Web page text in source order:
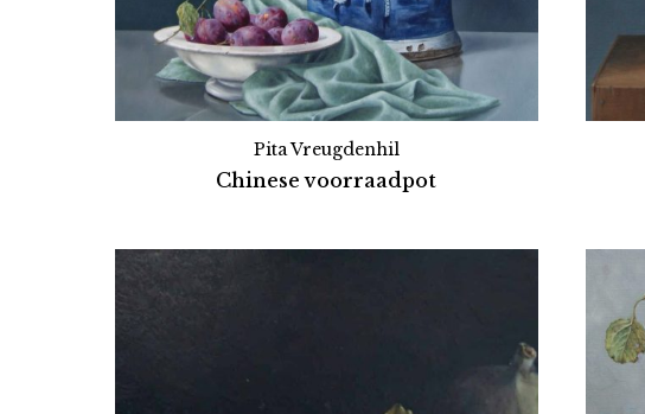
Pita Vreugdenhil
Chinese voorraadpot